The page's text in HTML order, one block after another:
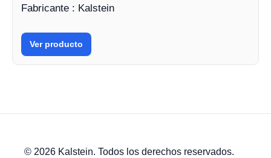
Fabricante : Kalstein
Ver producto
© 2026 Kalstein. Todos los derechos reservados.